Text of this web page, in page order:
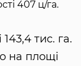
407 ц/га.
тис. га.
на площі